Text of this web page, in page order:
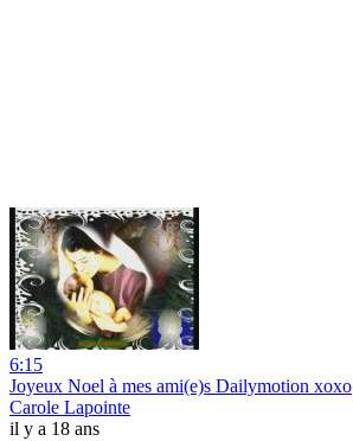
6:15
Joyeux Noel à mes ami(e)s Dailymotion xoxo
Carole Lapointe
il y a 18 ans